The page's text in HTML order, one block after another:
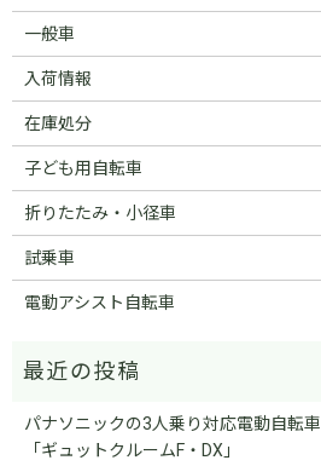
一般車
入荷情報
在庫処分
子ども用自転車
折りたたみ・小径車
試乗車
電動アシスト自転車
パナソニックの3人乗り対応電動自転車
「ギュットクルームF・DX」